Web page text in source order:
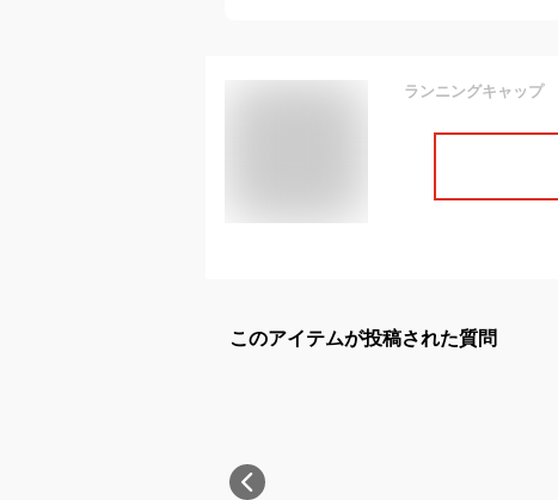
このアイテムが投稿された質問